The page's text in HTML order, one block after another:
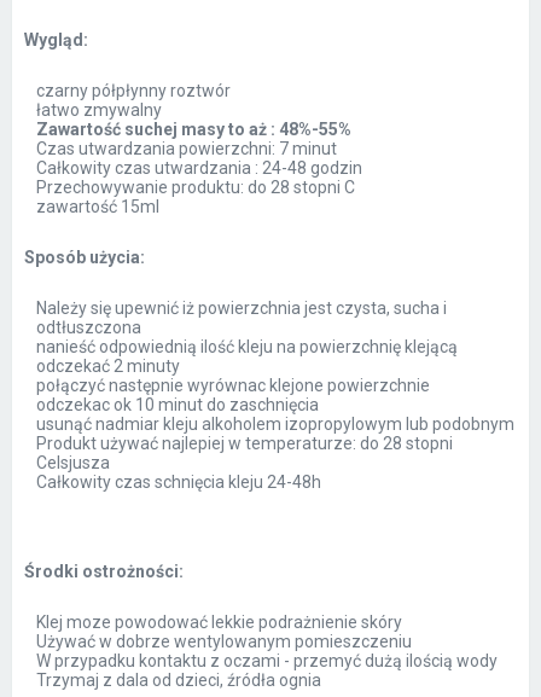
Wygląd:
czarny półpłynny roztwór
łatwo zmywalny
Zawartość suchej masy to aż : 48%-55%
Czas utwardzania powierzchni: 7 minut
Całkowity czas utwardzania : 24-48 godzin
Przechowywanie produktu: do 28 stopni C
zawartość 15ml
Sposób użycia:
Należy się upewnić iż powierzchnia jest czysta, sucha i
odtłuszczona
nanieść odpowiednią ilość kleju na powierzchnię klejącą
odczekać 2 minuty
połączyć następnie wyrównac klejone powierzchnie
odczekac ok 10 minut do zaschnięcia
usunąć nadmiar kleju alkoholem izopropylowym lub podobnym
Produkt używać najlepiej w temperaturze: do 28 stopni
Celsjusza
Całkowity czas schnięcia kleju 24-48h
Środki ostrożności:
Klej moze powodować lekkie podrażnienie skóry
Używać w dobrze wentylowanym pomieszczeniu
W przypadku kontaktu z oczami - przemyć dużą ilością wody
Trzymaj z dala od dzieci, źródła ognia